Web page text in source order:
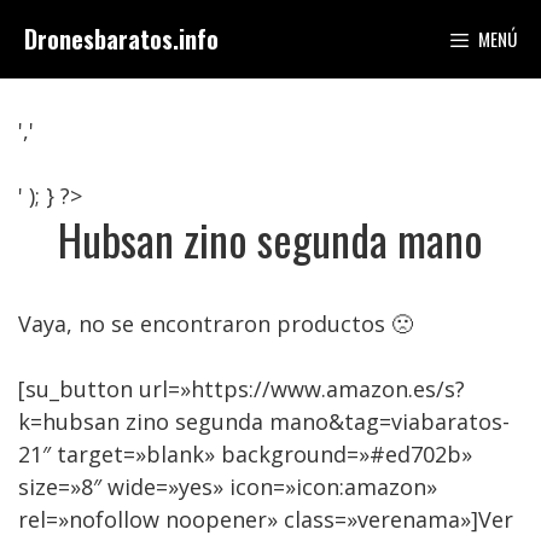
contenido
Dronesbaratos.info MENÚ
','
' ); } ?>
Hubsan zino segunda mano
Vaya, no se encontraron productos 🙁
[su_button url=»https://www.amazon.es/s?
k=hubsan zino segunda mano&tag=viabaratos-
21″ target=»blank» background=»#ed702b»
size=»8″ wide=»yes» icon=»icon:amazon»
rel=»nofollow noopener» class=»verenama»]Ver